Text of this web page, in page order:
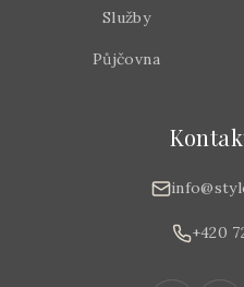
Služby
Půjčovna
+420